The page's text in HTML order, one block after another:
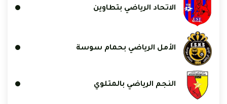
الاتحاد الرياضي بتطاوين
الأمل الرياضي بحمام سوسة
النجم الرياضي بالمتلوي